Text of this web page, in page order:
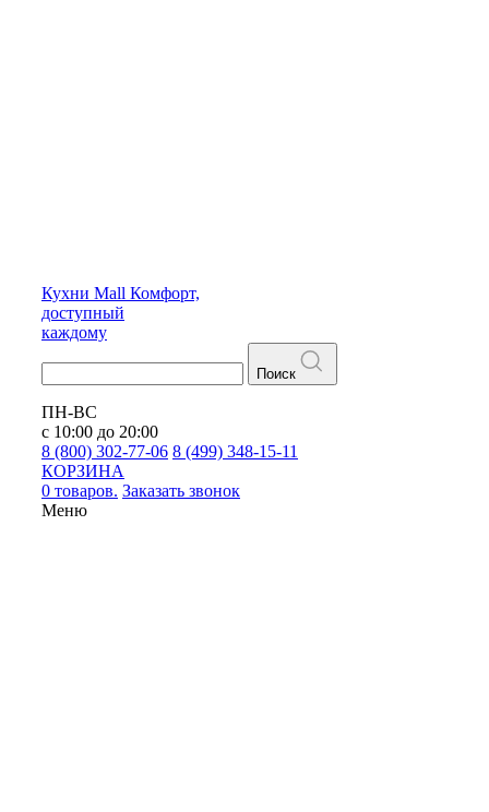
Кухни Mall Комфорт,
доступный
каждому
Поиск
ПН-ВС
с 10:00 до 20:00
8 (800) 302-77-06 8 (499) 348-15-11
КОРЗИНА
0 товаров. Заказать звонок
Меню